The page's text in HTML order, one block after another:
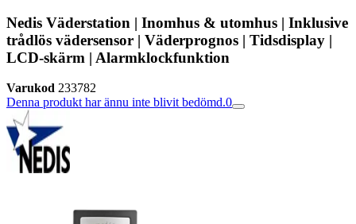
Nedis Väderstation | Inomhus & utomhus | Inklusive
trådlös vädersensor | Väderprognos | Tidsdisplay |
LCD-skärm | Alarmklockfunktion
Varukod 233782
Denna produkt har ännu inte blivit bedömd.0